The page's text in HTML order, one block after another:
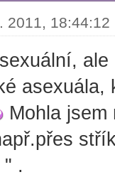
2011, 18:44:12
asexuála,
Mohla jsem
.